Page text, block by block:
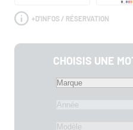
+D'INFOS / RÉSERVATION
CHOISIS UNE